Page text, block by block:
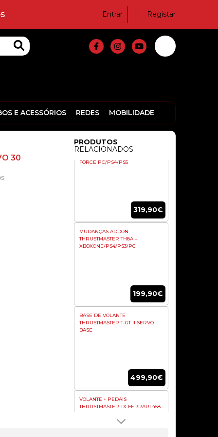
Entrar Registar
E ACESSÓRIOS REDES MOBILIDADE
30
PRODUTOS
RELACIONADOS
459,90€
189,00€
FORCE PC/PS4/PS5
319,90€
MUDANÇAS ADDON
THRUSTMASTER TH8A –
XBOXONE/PS4/PS3/PC
199,90€
BASE DE VOLANTE
THRUSTMASTER T-GT II SERVO
BASE
499,90€
VOLANTE + PEDAIS
THRUSTMASTER TX FERRARI 458